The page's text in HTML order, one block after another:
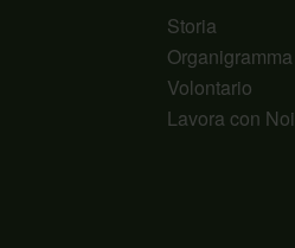
Storia
Organigramma
Volontario
Lavora con Noi